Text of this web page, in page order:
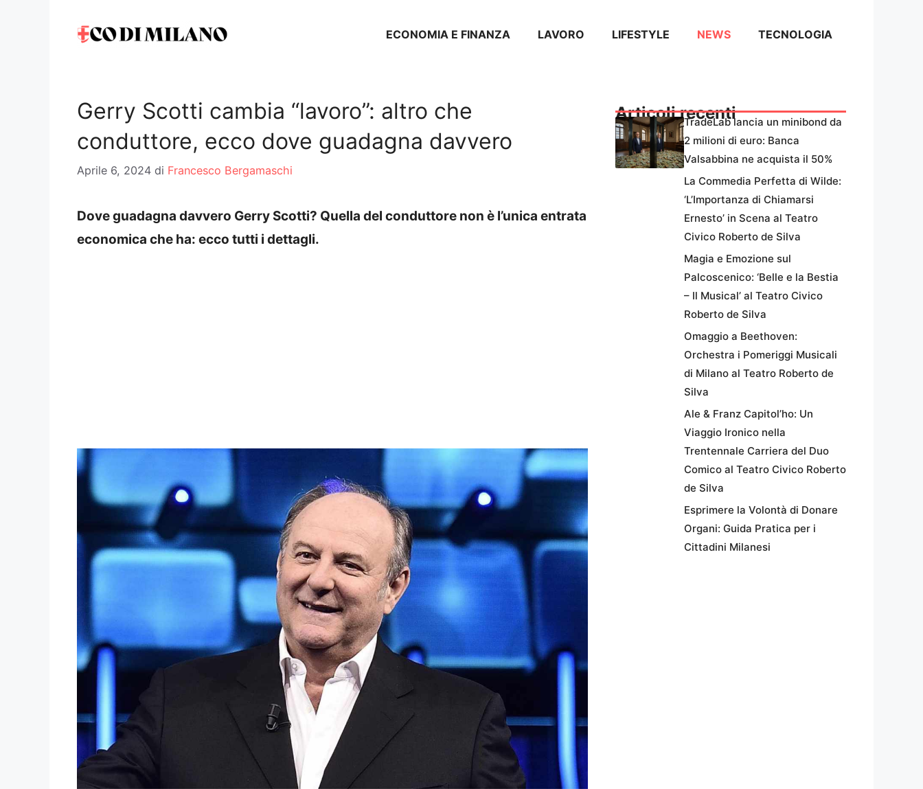
ECONOMIA E FINANZA LAVORO LIFESTYLE NEWS TECNOLOGIA
Gerry Scotti cambia “lavoro”: altro che
conduttore, ecco dove guadagna davvero
Aprile 6, 2024 di Francesco Bergamaschi
Dove guadagna davvero Gerry Scotti? Quella del conduttore non è l’unica entrata
economica che ha: ecco tutti i dettagli.
Articoli recentiTradeLab lancia un minibond da
2 milioni di euro: Banca
Valsabbina ne acquista il 50%
La Commedia Perfetta di Wilde:
‘L’Importanza di Chiamarsi
Ernesto’ in Scena al Teatro
Civico Roberto de Silva
Magia e Emozione sul
Palcoscenico: ‘Belle e la Bestia
– Il Musical’ al Teatro Civico
Roberto de Silva
Omaggio a Beethoven:
Orchestra i Pomeriggi Musicali
di Milano al Teatro Roberto de
Silva
Ale & Franz Capitol’ho: Un
Viaggio Ironico nella
Trentennale Carriera del Duo
Comico al Teatro Civico Roberto
de Silva
Esprimere la Volontà di Donare
Organi: Guida Pratica per i
Cittadini Milanesi